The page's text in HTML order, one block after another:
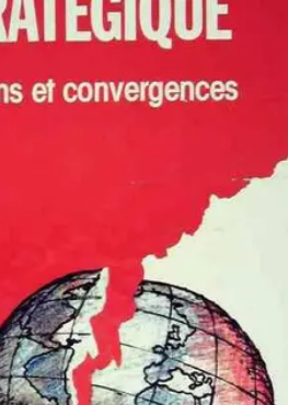
Avis d'expertsEclairage